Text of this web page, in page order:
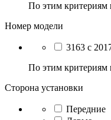
По этим критериям
Номер модели
3163 с
По этим критериям
Сторона установки
Передние